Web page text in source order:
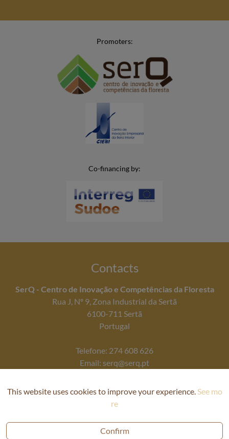
Promoters:
Co-financing by:
Contacts
SerQ - Centro de Inovação e Competências da Floresta
Rua J, Nº 9, Zona Industrial da Sertã
6100-711 Sertã
Portugal
Telefone: 274 608 626
Email: serq@serq.pt
This website uses cookies to improve your experience.See mo
re
Confirm